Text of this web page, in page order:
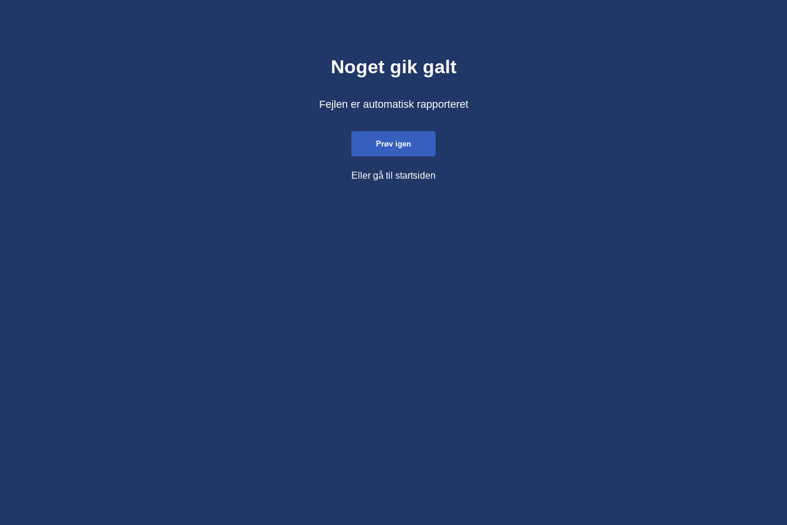
Noget gik galt
Fejlen er automatisk rapporteret
Prøv igen
Eller gå til startsiden